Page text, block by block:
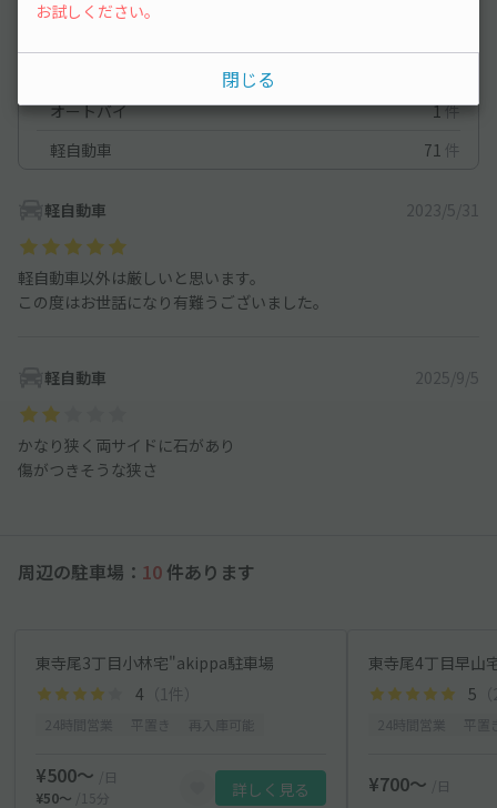
オートバイ
1件
軽自動車
71 件
軽自動車 2023/5/31
軽自動車以外は厳しいと思います。
この度はお世話になり有難うございました。
軽自動車 2025/9/5
かなり狭く両サイドに石があり
傷がつきそうな狭さ
周辺の駐車場： 10 件あります
東寺尾3丁目小林宅"akippa駐車場
4 （1件）
¥500〜
/日
¥50〜
/15分 詳しく見る
東寺尾4丁目早山
5
¥700〜 /日
お試しください。
閉じる